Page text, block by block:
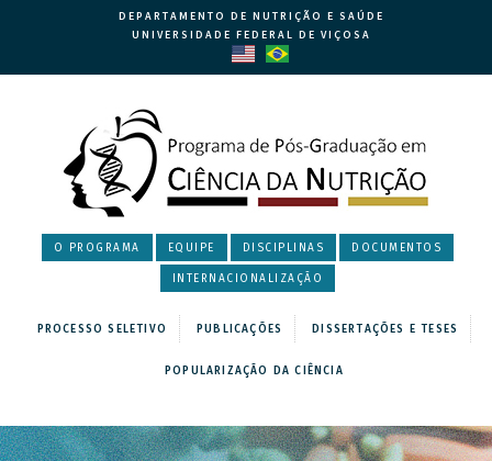
DEPARTAMENTO DE NUTRIÇÃO E SAÚDE
UNIVERSIDADE FEDERAL DE VIÇOSA
O PROGRAMA EQUIPE DISCIPLINAS DOCUMENTOS
INTERNACIONALIZAÇÃO
PROCESSO SELETIVO PUBLICAÇÕES DISSERTAÇÕES E TESES
POPULARIZAÇÃO DA CIÊNCIA